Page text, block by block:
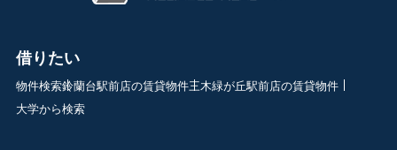
借りたい
物件検索鈴蘭台駅前店の賃貸物件三木緑が丘駅前店の賃貸物件
大学から検索